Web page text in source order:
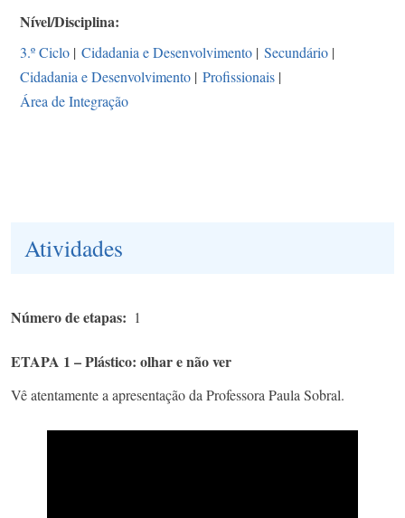
Nível/Disciplina
3.º Ciclo | Cidadania e Desenvolvimento | Secundário |
Cidadania e Desenvolvimento | Profissionais |
Área de Integração
Atividades
Número de etapas 1
ETAPA 1 – Plástico: olhar e não ver
Vê atentamente a apresentação da Professora Paula Sobral.